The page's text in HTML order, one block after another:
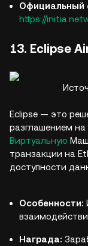
Официальный
https://
13. Eclipse
Eclipse — это
разглашением на
Виртуальную
транзакции на
доступности
Особенности:
Награда: